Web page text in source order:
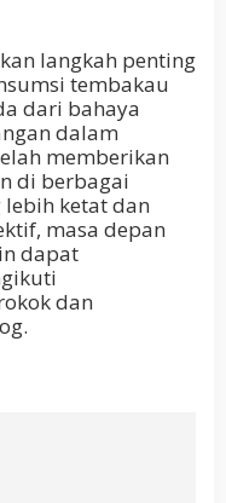
langkah penting
tembakau
dari bahaya
dalam
memberikan
di berbagai
lebih ketat dan
masa depan
dapat
dan